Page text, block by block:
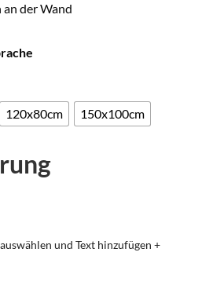
der Wand
120x80cm 150x100cm
und Text hinzufügen +